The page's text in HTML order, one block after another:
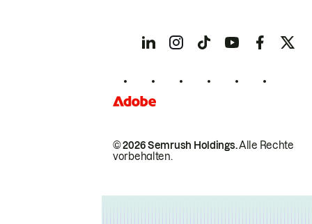
© 2026 Semrush Holdings.Alle Rechte
vorbehalten.